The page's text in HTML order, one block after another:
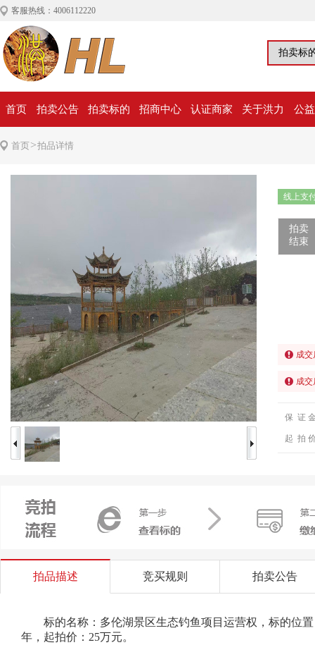
客服热线：4006112220
首页 拍卖公告 拍卖标的 招商中心 认证商家 关于洪力 公
首页>拍品详情
线上支
拍卖
结束
成
成
保 证
起 拍
拍品描述 竞买规则 拍卖公告
标的名称：多伦湖景区生态钓鱼项目 运营权，标的位
年，起拍价： 25万元。